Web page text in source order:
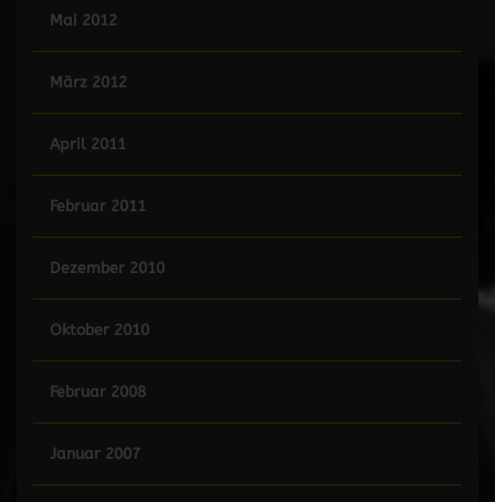
Mai 2012
März 2012
April 2011
Februar 2011
Dezember 2010
Oktober 2010
Februar 2008
Januar 2007